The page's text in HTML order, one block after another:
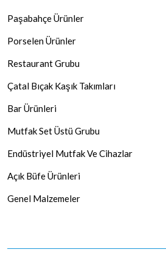
Paşabahçe Ürünler
Porselen Ürünler
Restaurant Grubu
Çatal Bıçak Kaşık Takımları
Bar Ürünleri
Mutfak Set Üstü Grubu
Endüstriyel Mutfak Ve Cihazlar
Açık Büfe Ürünleri
Genel Malzemeler